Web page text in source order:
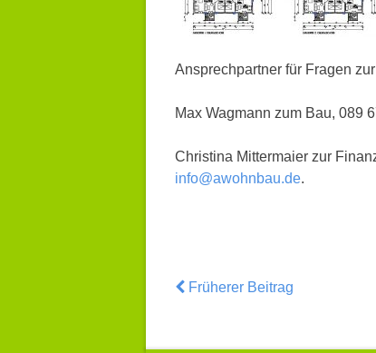
Ansprechpartner für Fragen
Max Wagmann zum Bau, 089
Christina Mittermaier zur
info@awohnbau.de.
Beitrags-
Früherer Beitrag